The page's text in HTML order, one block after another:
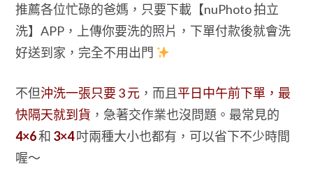
推薦各位忙碌的爸媽，只要下載【nuPhoto 拍立
洗】APP，上傳你要洗的照片，下單付款後就會洗
好送到家，完全不用出門
不但沖洗一張只要 3 元，而且平日中午前下單，最
快隔天就到貨 ，急著交作業也沒問題。最常見的
4×6和 3×4吋兩種大小也都有，可以省下不少時間
喔～